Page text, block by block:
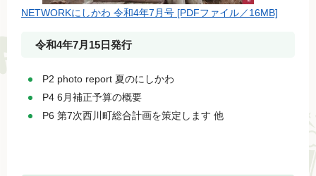
NETWORKにしかわ 令和4年7月号 [PDFファイル／16MB]
令和4年7月15日発行
P2 photo report 夏のにしかわ
P4 6月補正予算の概要
P6 第7次西川町総合計画を策定します 他